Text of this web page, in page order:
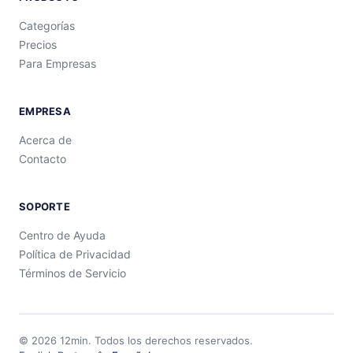
Categorías
Precios
Para Empresas
EMPRESA
Acerca de
Contacto
SOPORTE
Centro de Ayuda
Política de Privacidad
Términos de Servicio
© 2026 12min. Todos los derechos reservados.